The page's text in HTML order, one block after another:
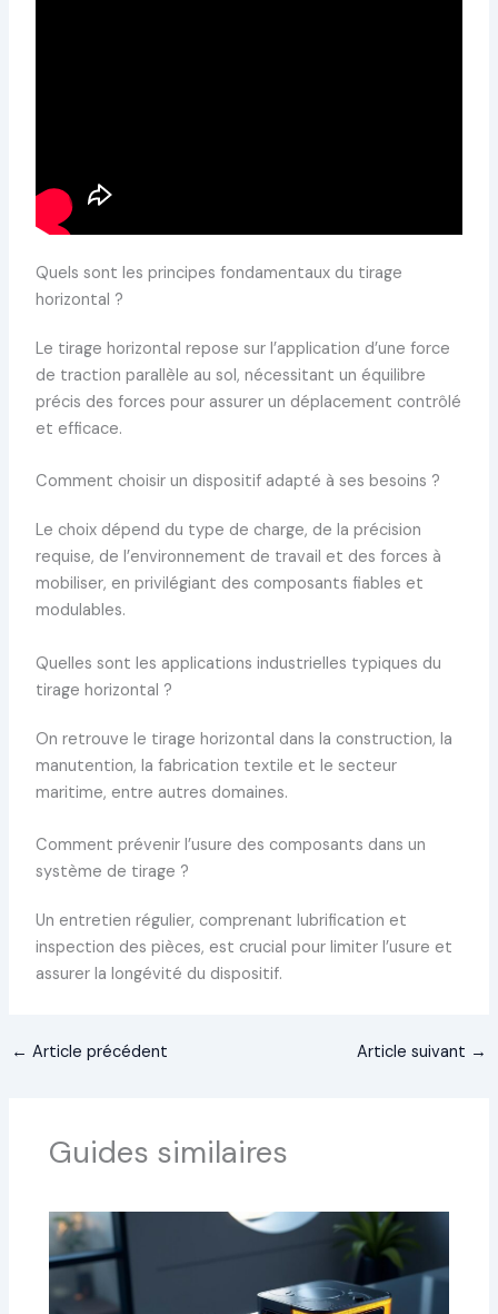
Quels sont les principes fondamentaux du tirage
horizontal ?
Le tirage horizontal repose sur l’application d’une force
de traction parallèle au sol, nécessitant un équilibre
précis des forces pour assurer un déplacement contrôlé
et efficace.
Comment choisir un dispositif adapté à ses besoins ?
Le choix dépend du type de charge, de la précision
requise, de l’environnement de travail et des forces à
mobiliser, en privilégiant des composants fiables et
modulables.
Quelles sont les applications industrielles typiques du
tirage horizontal ?
On retrouve le tirage horizontal dans la construction, la
manutention, la fabrication textile et le secteur
maritime, entre autres domaines.
Comment prévenir l’usure des composants dans un
système de tirage ?
Un entretien régulier, comprenant lubrification et
inspection des pièces, est crucial pour limiter l’usure et
assurer la longévité du dispositif.
← Article précédent Article suivant →
Guides similaires